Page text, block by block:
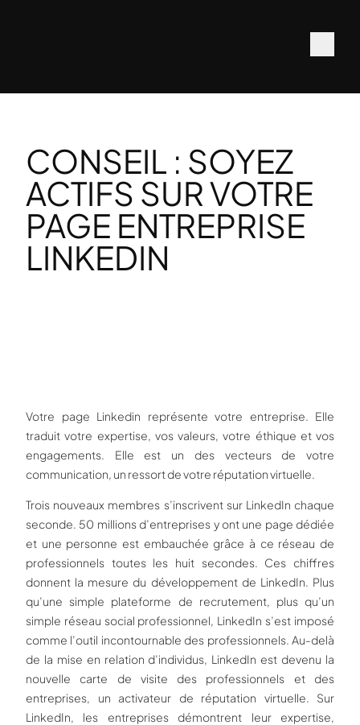
CONSEIL : SOYEZ
ACTIFS SUR VOTRE
PAGE ENTREPRISE
LINKEDIN
Votre page Linkedin représente votre entreprise. Elle
traduit votre expertise, vos valeurs, votre éthique et vos
engagements. Elle est un des vecteurs de votre
communication, un ressort de votre réputation virtuelle.
Trois nouveaux membres s’inscrivent sur LinkedIn chaque
seconde. 50 millions d’entreprises y ont une page dédiée
et une personne est embauchée grâce à ce réseau de
professionnels toutes les huit secondes. Ces chiffres
donnent la mesure du développement de LinkedIn. Plus
qu’une simple plateforme de recrutement, plus qu’un
simple réseau social professionnel, LinkedIn s’est imposé
comme l’outil incontournable des professionnels. Au-delà
de la mise en relation d’individus, LinkedIn est devenu la
nouvelle carte de visite des professionnels et des
entreprises, un activateur de réputation virtuelle. Sur
LinkedIn, les entreprises démontrent leur expertise,